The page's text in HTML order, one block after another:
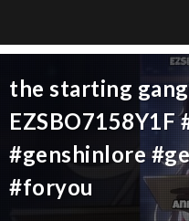
the starting
EZSBO7158Y1F
#genshinlore
#foryou